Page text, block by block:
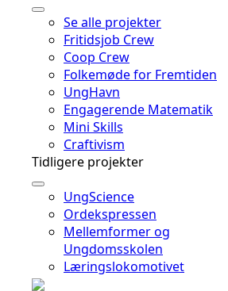
Se alle projekter
Fritidsjob Crew
Coop Crew
Folkemøde for Fremtiden
UngHavn
Engagerende Matematik
Mini Skills
Craftivism
Tidligere projekter
UngScience
Ordekspressen
Mellemformer og
Ungdomsskolen
Læringslokomotivet